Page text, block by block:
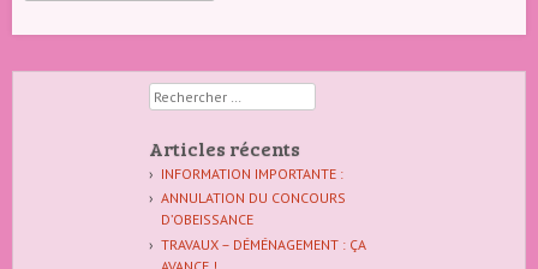
Rechercher
Articles récents
INFORMATION IMPORTANTE :
ANNULATION DU CONCOURS
D’OBEISSANCE
TRAVAUX – DÉMÉNAGEMENT : ÇA